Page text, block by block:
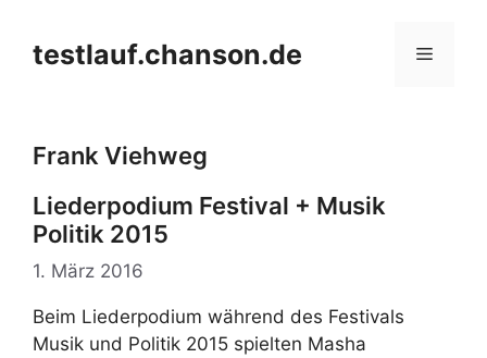
springen
testlauf.chanson.de Menü
Frank Viehweg
Liederpodium Festival + Musik
Politik 2015
1. März 2016
Beim Liederpodium während des Festivals
Musik und Politik 2015 spielten Masha